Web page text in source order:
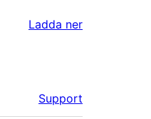
Ladda ner
Support